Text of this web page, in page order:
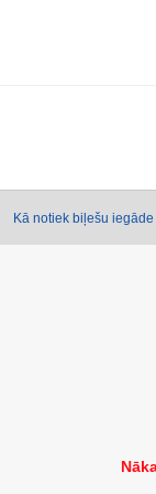
Kā notiek biļešu